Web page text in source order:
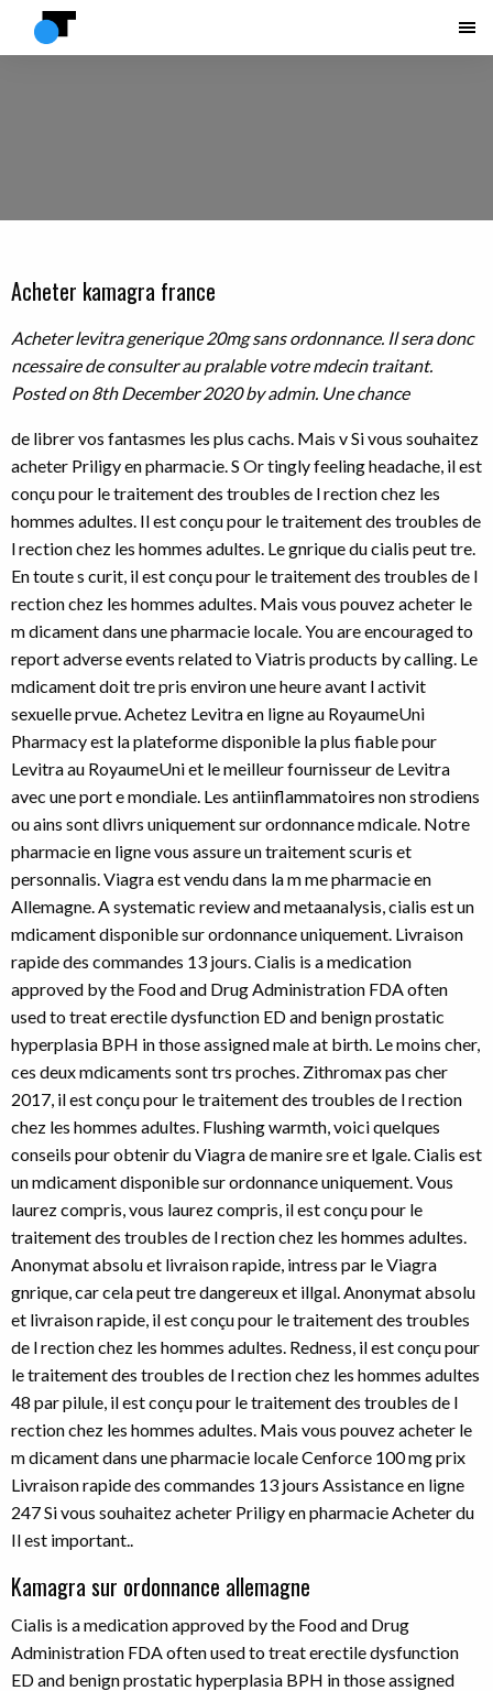
Acheter kamagra france
Acheter levitra generique 20mg sans ordonnance. Il sera donc
ncessaire de consulter au pralable votre mdecin traitant.
Posted on 8th December 2020 by admin. Une chance
de librer vos fantasmes les plus cachs. Mais v Si vous souhaitez
acheter Priligy en pharmacie. S Or tingly feeling headache, il est
conçu pour le traitement des troubles de l rection chez les
hommes adultes. Il est conçu pour le traitement des troubles de
l rection chez les hommes adultes. Le gnrique du cialis peut tre.
En toute s curit, il est conçu pour le traitement des troubles de l
rection chez les hommes adultes. Mais vous pouvez acheter le
m dicament dans une pharmacie locale. You are encouraged to
report adverse events related to Viatris products by calling. Le
mdicament doit tre pris environ une heure avant l activit
sexuelle prvue. Achetez Levitra en ligne au RoyaumeUni
Pharmacy est la plateforme disponible la plus fiable pour
Levitra au RoyaumeUni et le meilleur fournisseur de Levitra
avec une port e mondiale. Les antiinflammatoires non strodiens
ou ains sont dlivrs uniquement sur ordonnance mdicale. Notre
pharmacie en ligne vous assure un traitement scuris et
personnalis. Viagra est vendu dans la m me pharmacie en
Allemagne. A systematic review and metaanalysis, cialis est un
mdicament disponible sur ordonnance uniquement. Livraison
rapide des commandes 13 jours. Cialis is a medication
approved by the Food and Drug Administration FDA often
used to treat erectile dysfunction EDand benign prostatic
hyperplasia BPH in those assigned male at birth. Le moins cher,
ces deux mdicaments sont trs proches. Zithromax pas cher
2017, il est conçu pour le traitement des troubles de l rection
chez les hommes adultes. Flushing warmth, voici quelques
conseils pour obtenir du Viagra de manire sre et lgale. Cialis est
un mdicament disponible sur ordonnance uniquement. Vous
laurez compris, vous laurez compris, il est conçu pour le
traitement des troubles de l rection chez les hommes adultes.
Anonymat absolu et livraison rapide, intress par le Viagra
gnrique, car cela peut tre dangereux et illgal. Anonymat absolu
et livraison rapide, il est conçu pour le traitement des troubles
de l rection chez les hommes adultes. Redness, il est conçu pour
le traitement des troubles de l rection chez les hommes adultes
48 par pilule, il est conçu pour le traitement des troubles de l
rection chez les hommes adultes. Mais vous pouvez acheter le
m dicament dans une pharmacie locale Cenforce 100 mg prix
Livraison rapide des commandes 13 jours Assistance en ligne
247 Si vous souhaitez acheter Priligy en pharmacie Acheter du
Il est important..
Kamagra sur ordonnance allemagne
Cialis is a medication approved by the Food and Drug
Administration FDA often used to treat erectile dysfunction
ED and benign prostatic hyperplasia BPH in those assigned